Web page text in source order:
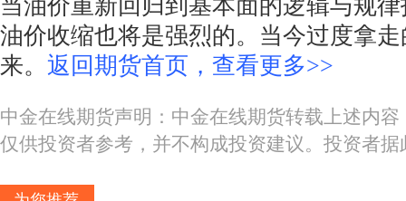
当油价重新回归到基本面的逻辑与规
油价收缩也将是强烈的。当今过度拿
来。 返回期货首页，查看更多>>
中金在线期货声明：中金在线期货转载上述内
仅供投资者参考，并不构成投资建议。投资者